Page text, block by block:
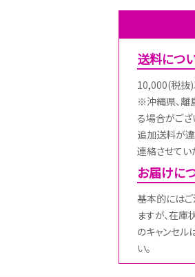
送料につ
10,000(税抜
※沖縄県、離
る場合がござ
追加送料が
連絡させてい
お届けに
基本的にはご
ますが、在庫
のキャンセル
い。